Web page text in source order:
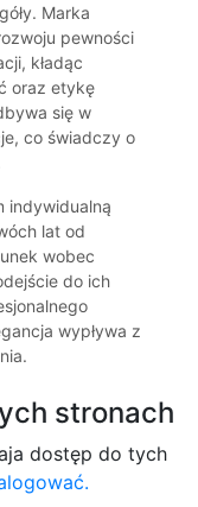
Marka
pewności
kładąc
oraz etykę
się w
co świadczy o
indywidualną
lat od
wobec
do ich
wypływa z
stronach
dostęp do tych